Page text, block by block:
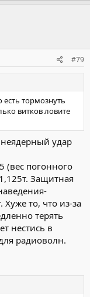
#79
тормознуть
витков ловите
удар
(вес погонного
Защитная
то, что из-за
терять
нестись в
радиоволн.